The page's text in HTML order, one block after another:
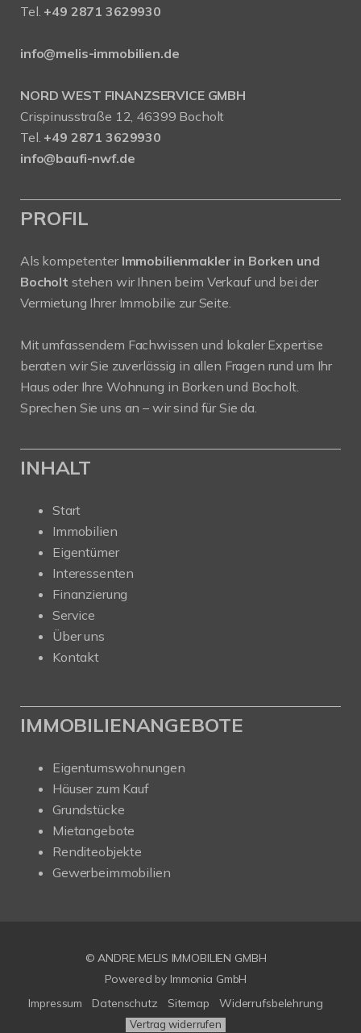
Tel. +49 2871 3629930
info@melis-immobilien.de
NORD WEST FINANZSERVICE GMBH
Crispinusstraße 12, 46399 Bocholt
Tel. +49 2871 3629930
info@baufi-nwf.de
PROFIL
Als kompetenter Immobilienmakler in Borken und
Bocholt stehen wir Ihnen beim Verkauf und bei der
Vermietung Ihrer Immobilie zur Seite.
Mit umfassendem Fachwissen und lokaler Expertise
beraten wir Sie zuverlässig in allen Fragen rund um Ihr
Haus oder Ihre Wohnung in Borken und Bocholt.
Sprechen Sie uns an – wir sind für Sie da.
INHALT
Start
Immobilien
Eigentümer
Interessenten
Finanzierung
Service
Über uns
Kontakt
IMMOBILIENANGEBOTE
Eigentumswohnungen
Häuser zum Kauf
Grundstücke
Mietangebote
Renditeobjekte
Gewerbeimmobilien
© ANDRE MELIS IMMOBILIEN GMBH
Powered by Immonia GmbH
Impressum
Datenschutz Sitemap Widerrufsbelehrung
Vertrag widerrufen